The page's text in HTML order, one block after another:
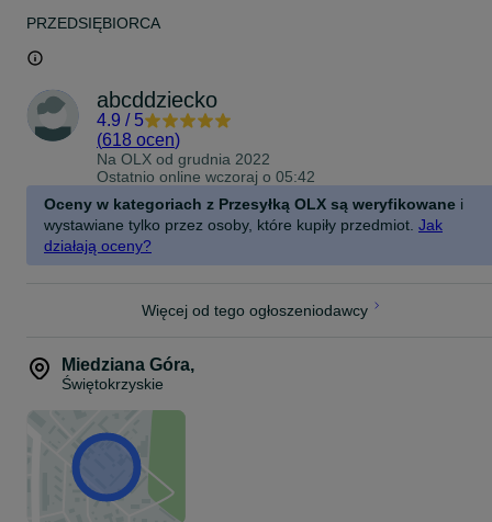
PRZEDSIĘBIORCA
abcddziecko
4.9 / 5
(618 ocen)
Na OLX od grudnia 2022
Ostatnio online wczoraj o 05:42
Oceny w kategoriach z Przesyłką OLX są weryfikowane i
wystawiane tylko przez osoby, które kupiły przedmiot. Jak
działają oceny?
Więcej od tego ogłoszeniodawcy
Miedziana Góra,
Świętokrzyskie